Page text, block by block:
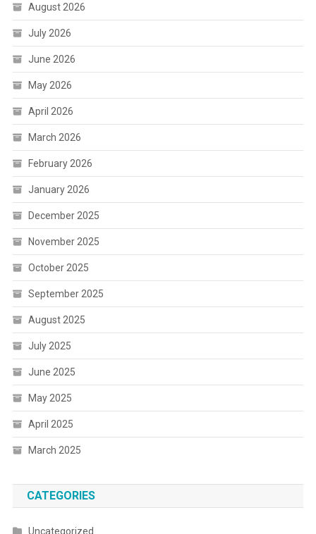
August 2026
July 2026
June 2026
May 2026
April 2026
March 2026
February 2026
January 2026
December 2025
November 2025
October 2025
September 2025
August 2025
July 2025
June 2025
May 2025
April 2025
March 2025
CATEGORIES
Uncategorized